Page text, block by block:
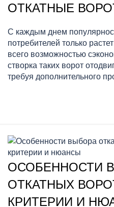
ОТКАТНЫЕ
С каждым днем
потребителей только
всего возможностью
створка таких ворот
требуя дополнительного
ОСОБЕННОСТИ
ОТКАТНЫХ
КРИТЕРИИ И